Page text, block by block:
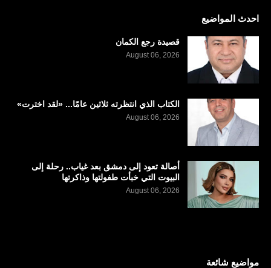
احدث المواضيع
قصيدة رجع الكمان
August 06, 2026
الكتاب الذي انتظرته ثلاثين عامًا... «لقد اخترت»
August 06, 2026
أصالة تعود إلى دمشق بعد غياب.. رحلة إلى
البيوت التي خبأت طفولتها وذاكرتها
August 06, 2026
مواضيع شائعة